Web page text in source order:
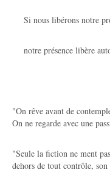
Si nous libérons notre
notre présence libère
"On rêve avant de
On ne regarde avec une
"Seule la fiction ne ment
dehors de tout contrôle,